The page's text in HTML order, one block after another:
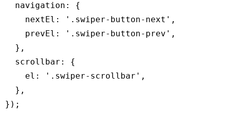
Slide 3 – QOOTECHWEB
navigation :
{
nextEl : '.swiper-button-next' ,
prevEl : '.swiper-button-prev' ,
} ,
scrollbar :
{
el : '.swiper-scrollbar' ,
} ,
} ) ;